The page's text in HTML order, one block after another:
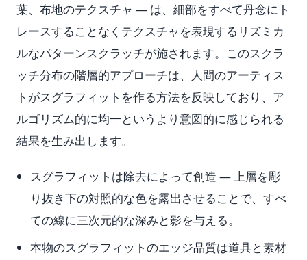
葉、布地のテクスチャ — は、細部をすべて丹念にト
レースすることなくテクスチャを表現するリズミカ
ルなパターンスクラッチが施されます。このスクラ
ッチ分布の階層的アプローチは、人間のアーティス
トがスグラフィットを作る方法を反映しており、ア
ルゴリズム的に均一というより意図的に感じられる
結果を生み出します。
スグラフィットは除去によって創造 — 上層を彫
り抜き下の対照的な色を露出させることで、すべ
ての線に三次元的な深みと影を与える。
本物のスグラフィットのエッジ品質は道具と素材